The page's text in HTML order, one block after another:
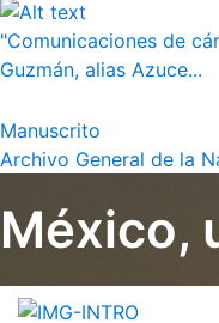
"Comunicaciones de
Guzmán, alias Azuce...
Manuscrito
Archivo General de la
México,